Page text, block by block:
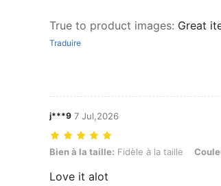
True to product images: Great
Traduire
j***9 7 Jul,2026
Bien à la taille: Fidèle à la taille, Couleur: Noir
Bien à la taille: Fidèle à la taille
Love it alot